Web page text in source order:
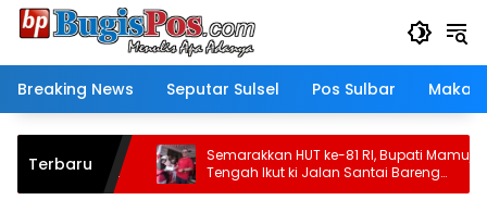
Langsung
Breaking News
Seputar Sulsel Pos Sulbar
Terbaru
Belum
Disanksi
Semarakkan HUT ke-81 RI, Bupati Mamuju
Tengah Ikut ki Jalan Santai Bareng
Warga Karossa